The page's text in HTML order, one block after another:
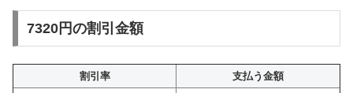
7320円の割引金額
割引率
支払う金額